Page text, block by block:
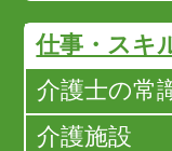
仕事・スキ
介護士の常
介護施設